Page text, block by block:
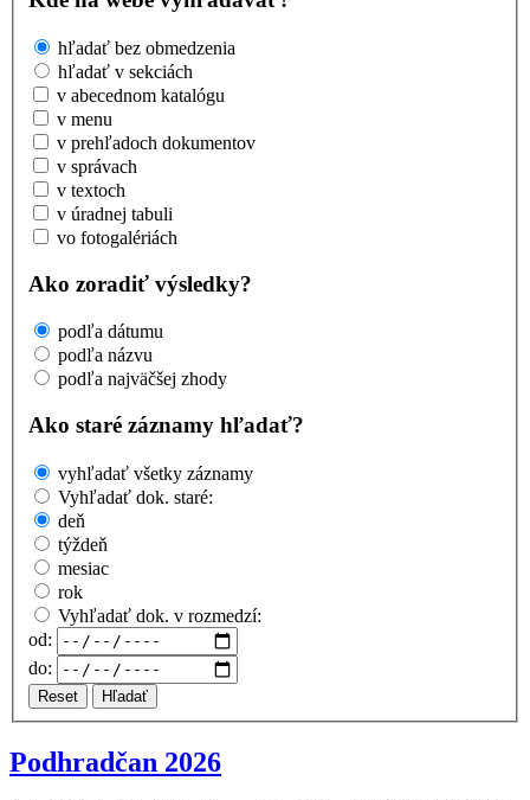
hľadať bez obmedzenia
hľadať v sekciách
v abecednom katalógu
v menu
v prehľadoch dokumentov
v správach
v textoch
v úradnej tabuli
vo fotogalériách
Ako zoradiť výsledky?
podľa dátumu
podľa názvu
podľa najväčšej zhody
Ako staré záznamy hľadať?
vyhľadať všetky záznamy
Vyhľadať dok. staré:
deň
týždeň
mesiac
rok
Vyhľadať dok. v rozmedzí:
od:
do:
Reset Hľadať
Podhradčan 2026